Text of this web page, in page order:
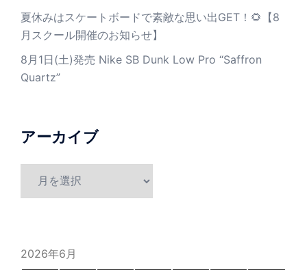
夏休みはスケートボードで素敵な思い出GET！🌻【8
月スクール開催のお知らせ】
8月1日(土)発売 Nike SB Dunk Low Pro “Saffron
Quartz”
アーカイブ
2026年6月